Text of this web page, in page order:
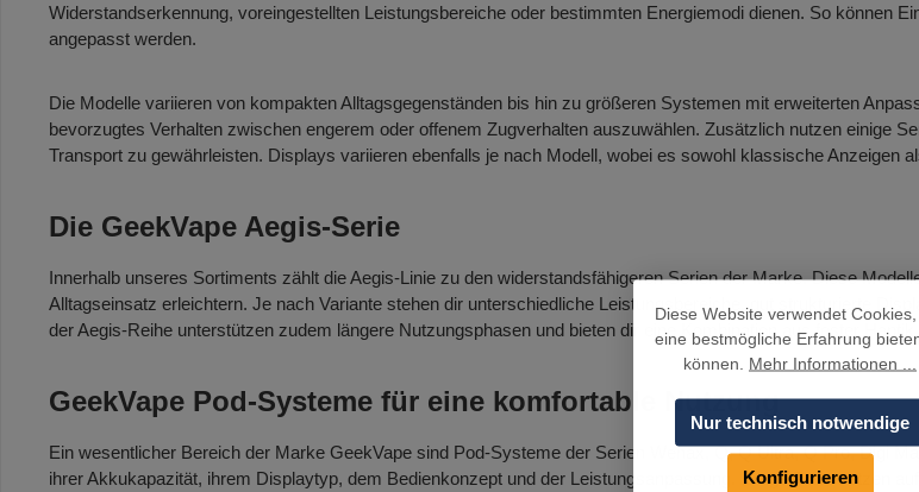
Widerstandserkennung, voreingestellten Leistungsbereiche oder bestimmten Energiemodi dienen. So können
angepasst werden.
Die Modelle variieren von kompakten Alltagsgegenständen bis hin zu größeren Systemen mit erweiterten
bevorzugtes Verhalten zwischen engerem oder offenem Zugverhalten auszuwählen. Zusätzlich nutzen einige
Transport zu gewährleisten. Displays variieren ebenfalls je nach Modell, wobei es sowohl klassische Anzeigen
Die GeekVape Aegis-Serie
Innerhalb unseres Sortiments zählt die Aegis-Linie zu den widerstandsfähigeren Serien der Marke. Diese
Alltagseinsatz erleichtern. Je nach Variante stehen dir unterschiedliche Leistungsbereiche, gut strukturierte
der Aegis-Reihe unterstützen zudem längere Nutzungsphasen und bieten dir eine Kombination aus fester
GeekVape Pod-Systeme für eine komfortable Nutzung
Ein wesentlicher Bereich der Marke GeekVape sind Pod-Systeme der Serien Wenax, Q, Q Ultra, Q Pro, Digi
ihrer Akkukapazität, ihrem Displaytyp, dem Bedienkonzept und der Leistungsanpassung. Einige Pods setzen
Diese Website verwendet
eine bestmögliche Erfahrung
können. Mehr Informationen ...
Nur technisch notwendige
Konfigurieren